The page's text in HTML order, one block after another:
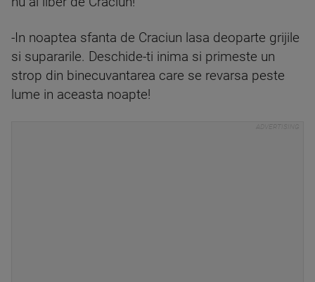
-In noaptea sfanta de Craciun lasa deoparte grijile
si supararile. Deschide-ti inima si primeste un
strop din binecuvantarea care se revarsa peste
lume in aceasta noapte!